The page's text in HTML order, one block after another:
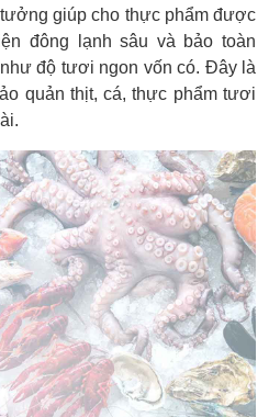
giúp cho thực phẩm được
đông lạnh sâu và bảo toàn
độ tươi ngon vốn có. Đây là
quản thịt, cá, thực phẩm tươi